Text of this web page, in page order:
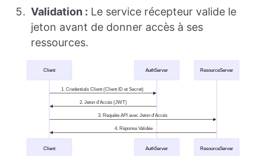
Validation : Le service récepteur valide le
jeton avant de donner accès à ses
ressources.